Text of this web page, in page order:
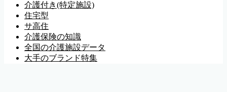
介護付き(特定施設)
住宅型
サ高住
介護保険の知識
全国の介護施設データ
大手のブランド特集